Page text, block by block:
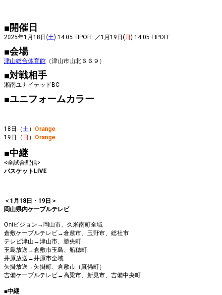
■開催日
2025年1月18日(土) 14:05 TIPOFF ／1月19日(日 ) 14:05 TIPOFF
■会場
津山総合体育館 （津山市山北６６９）
■対戦相手
湘南ユナイテッドBC
■ユニフォームカラー
18日 （土） Orange
19日（ 日 ） Orange
■中継
<全試合配信>
バスケットLIVE
＜1月18日・19日＞
岡山県内ケーブルテレビ
Oniビジョン→岡山市、久米南町全域
倉敷ケーブルテレビ→倉敷市、玉野市、総社市
テレビ津山→津山市、勝央町
玉島放送→倉敷市玉島、船穂町
井原放送→井原市全域
矢掛放送→矢掛町、倉敷市（真備町）
吉備ケーブルテレビ→高梁市、新見市、吉備中央町
■中継